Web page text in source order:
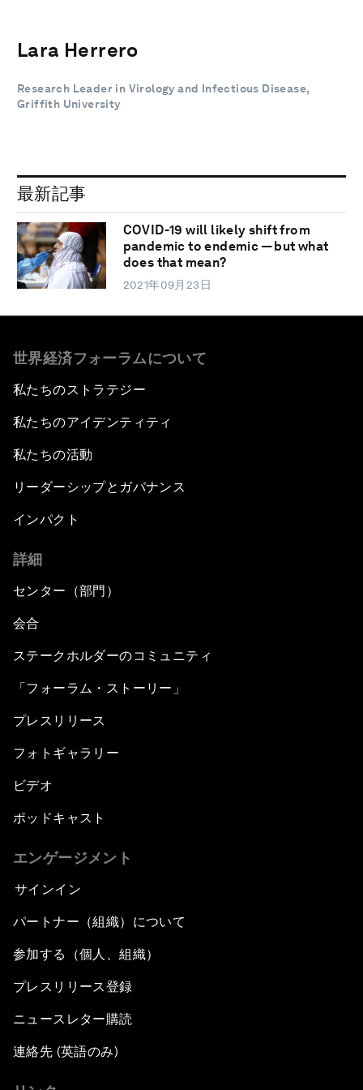
Lara Herrero
Research Leader in Virology and Infectious Disease,
Griffith University
最新記事
COVID-19 will likely shift from
pandemic to endemic — but what
does that mean?
2021年09月23日
世界経済フォーラムについて
私たちのストラテジー
私たちのアイデンティティ
私たちの活動
リーダーシップとガバナンス
インパクト
詳細
センター（部門）
会合
ステークホルダーのコミュニティ
「フォーラム・ストーリー」
プレスリリース
フォトギャラリー
ビデオ
ポッドキャスト
エンゲージメント
サインイン
パートナー（組織）について
参加する（個人、組織）
プレスリリース登録
ニュースレター購読
連絡先 (英語のみ)